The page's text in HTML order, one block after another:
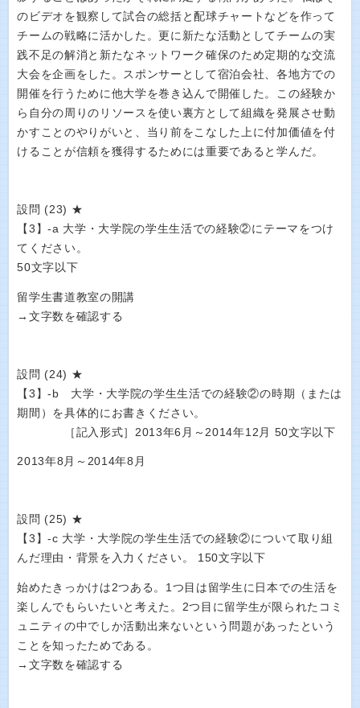
のビデオを観察して試合の総括と配球チャートなどを作って
チームの戦略に活かした。更に新たな活動としてチームの実
践不足の解消と新たなネットワーク確保のため定期的な交流
大会を企画をした。スポンサーとして宿泊会社、各地方での
開催を行うために他大学を巻き込んで開催した。この経験か
ら自分の周りのリソースを使い裏方として組織を発展させ動
かすことのやりがいと、当り前をこなした上に付加価値を付
けることが信頼を獲得するためには重要であると学んだ。
設問 (23) ★
【3】-a 大学・大学院の学生生活での経験②にテーマをつけ
てください。
50文字以下
留学生書道教室の開講
→文字数を確認する
設問 (24) ★
【3】-b 大学・大学院の学生生活での経験②の時期（または
期間）を具体的にお書きください。
［記入形式］2013年6月～2014年12月 50文字以下
2013年8月～2014年8月
設問 (25) ★
【3】-c 大学・大学院の学生生活での経験②について取り組
んだ理由・背景を入力ください。 150文字以下
始めたきっかけは2つある。1つ目は留学生に日本での生活を
楽しんでもらいたいと考えた。2つ目に留学生が限られたコミ
ュニティの中でしか活動出来ないという問題があったという
ことを知ったためである。
→文字数を確認する